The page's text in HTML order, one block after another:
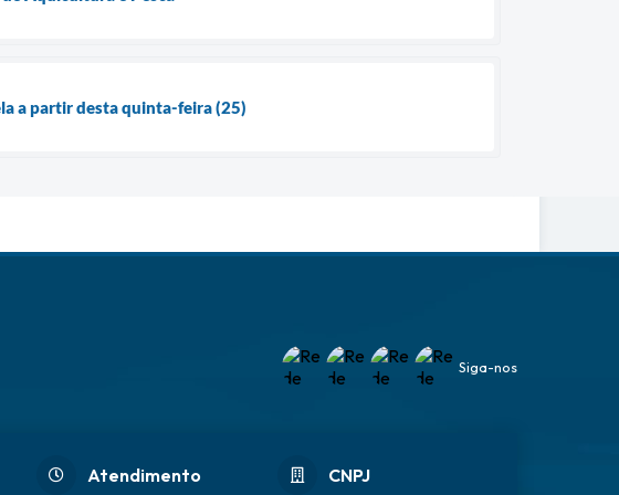
a partir desta quinta-feira (25)
Atendimento CNPJ
Siga-nos